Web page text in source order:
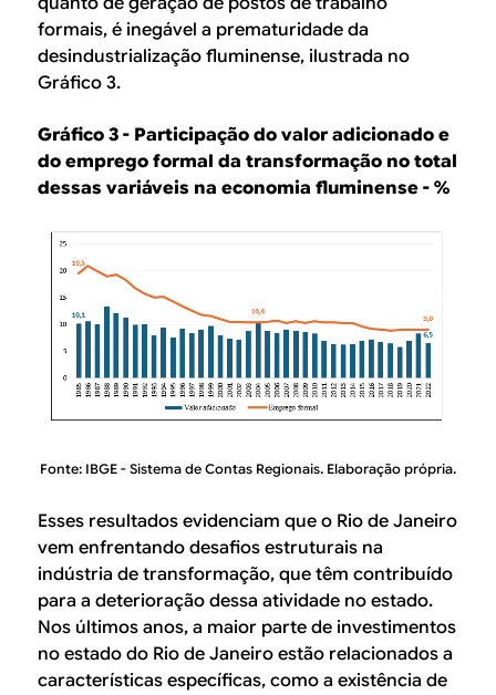
formais, é inegável a prematuridade da
desindustrialização fluminense, ilustrada no
Gráfico 3.
Gráfico 3 - Participação do valor adicionado e
do emprego formal da transformação no total
dessas variáveis na economia fluminense - %
Fonte: IBGE - Sistema de Contas Regionais. Elaboração própria.
Esses resultados evidenciam que o Rio de Janeiro
vem enfrentando desafios estruturais na
indústria de transformação, que têm contribuído
para a deterioração dessa atividade no estado.
Nos últimos anos, a maior parte de investimentos
no estado do Rio de Janeiro estão relacionados a
características específicas, como a existência de